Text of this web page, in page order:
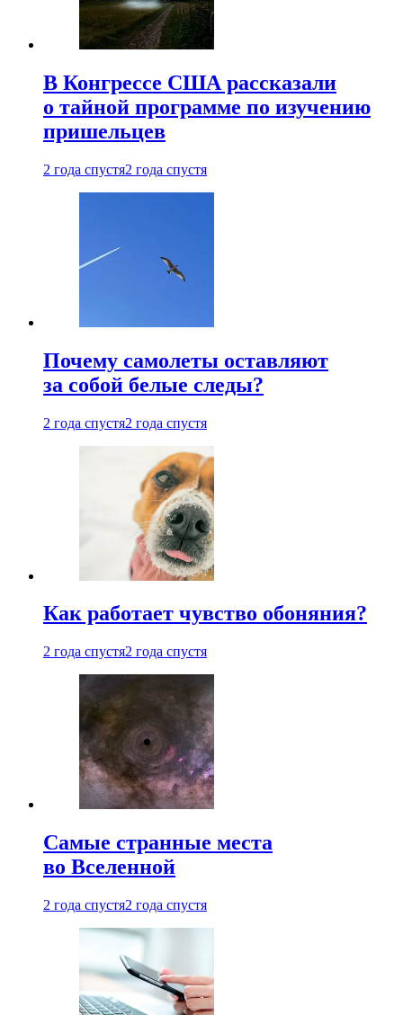
В Конгрессе США рассказали
о тайной программе по изучению
пришельцев
2 года спустя2 года спустя
Почему самолеты оставляют
за собой белые следы?
2 года спустя2 года спустя
Как работает чувство обоняния?
2 года спустя2 года спустя
Самые странные места
во Вселенной
2 года спустя2 года спустя